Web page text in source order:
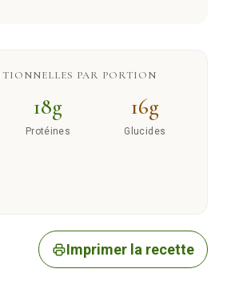
PAR PORTION
18g
Protéines
16g
Glucides
Imprimer la recette